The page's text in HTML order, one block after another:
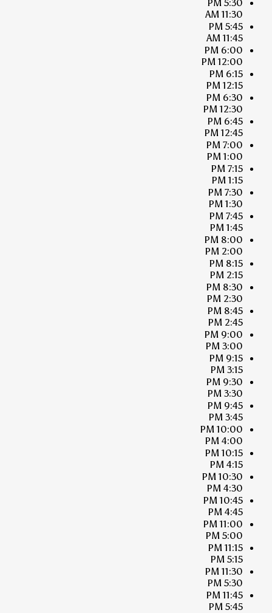
5:30 PM
11:30 AM
5:45 PM
11:45 AM
6:00 PM
12:00 PM
6:15 PM
12:15 PM
6:30 PM
12:30 PM
6:45 PM
12:45 PM
7:00 PM
1:00 PM
7:15 PM
1:15 PM
7:30 PM
1:30 PM
7:45 PM
1:45 PM
8:00 PM
2:00 PM
8:15 PM
2:15 PM
8:30 PM
2:30 PM
8:45 PM
2:45 PM
9:00 PM
3:00 PM
9:15 PM
3:15 PM
9:30 PM
3:30 PM
9:45 PM
3:45 PM
10:00 PM
4:00 PM
10:15 PM
4:15 PM
10:30 PM
4:30 PM
10:45 PM
4:45 PM
11:00 PM
5:00 PM
11:15 PM
5:15 PM
11:30 PM
5:30 PM
11:45 PM
5:45 PM